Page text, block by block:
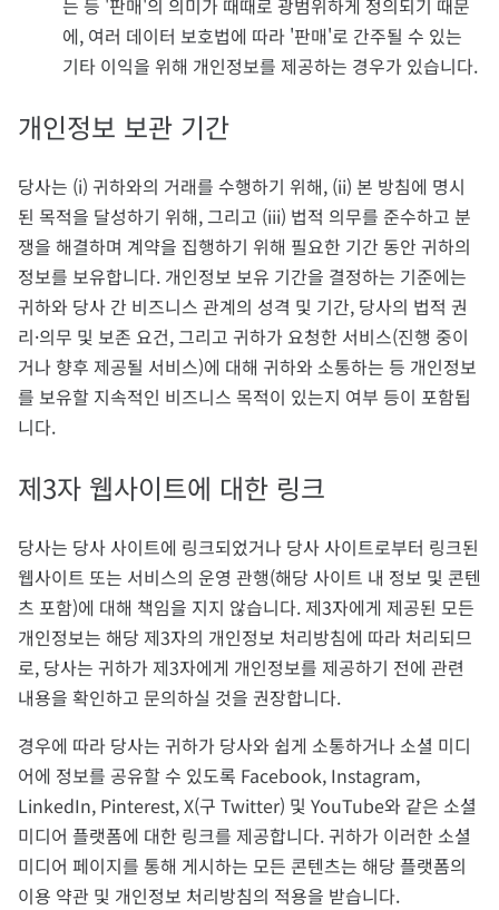
에, 여러 데이터 보호법에 따라 '판매'로 간주될 수 있는
기타 이익을 위해 개인정보를 제공하는 경우가 있습니다.
개인정보 보관 기간
당사는 (i) 귀하와의 거래를 수행하기 위해, (ii) 본 방침에 명시
된 목적을 달성하기 위해, 그리고 (iii) 법적 의무를 준수하고 분
쟁을 해결하며 계약을 집행하기 위해 필요한 기간 동안 귀하의
정보를 보유합니다. 개인정보 보유 기간을 결정하는 기준에는
귀하와 당사 간 비즈니스 관계의 성격 및 기간, 당사의 법적 권
리·의무 및 보존 요건, 그리고 귀하가 요청한 서비스(진행 중이
거나 향후 제공될 서비스)에 대해 귀하와 소통하는 등 개인정보
를 보유할 지속적인 비즈니스 목적이 있는지 여부 등이 포함됩
니다.
제3자 웹사이트에 대한 링크
당사는 당사 사이트에 링크되었거나 당사 사이트로부터 링크된
웹사이트 또는 서비스의 운영 관행(해당 사이트 내 정보 및 콘텐
츠 포함)에 대해 책임을 지지 않습니다. 제3자에게 제공된 모든
개인정보는 해당 제3자의 개인정보 처리방침에 따라 처리되므
로, 당사는 귀하가 제3자에게 개인정보를 제공하기 전에 관련
내용을 확인하고 문의하실 것을 권장합니다.
경우에 따라 당사는 귀하가 당사와 쉽게 소통하거나 소셜 미디
어에 정보를 공유할 수 있도록 Facebook, Instagram,
LinkedIn, Pinterest, X(구 Twitter) 및 YouTube와 같은 소셜
미디어 플랫폼에 대한 링크를 제공합니다. 귀하가 이러한 소셜
미디어 페이지를 통해 게시하는 모든 콘텐츠는 해당 플랫폼의
이용 약관 및 개인정보 처리방침의 적용을 받습니다.